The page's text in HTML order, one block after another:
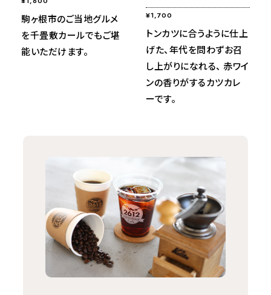
駒ヶ根市のご当地グルメ
を千畳敷カールでもご堪
能いただけます。
¥1,700
トンカツに合うように仕上
げた、年代を問わずお召
し上がりになれる、 赤ワイ
ンの香りがするカツカレ
ーです。